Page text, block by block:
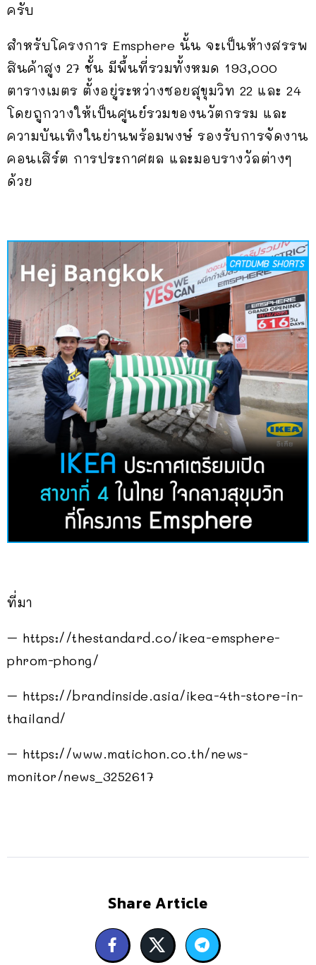
ครับ
สำหรับโครงการ Emsphere นั้น จะเป็นห้างสรรพ
สินค้าสูง 27 ชั้น มีพื้นที่รวมทั้งหมด 193,000
ตารางเมตร ตั้งอยู่ระหว่างซอยสุขุมวิท 22 และ 24
โดยถูกวางให้เป็นศูนย์รวมของนวัตกรรม และ
ความบันเทิงในย่านพร้อมพงษ์ รองรับการจัดงาน
คอนเสิร์ต การประกาศผล และมอบรางวัลต่างๆ
ด้วย
ที่มา
– https://thestandard.co/ikea-emsphere-
phrom-phong/
– https://brandinside.asia/ikea-4th-store-in-
thailand/
– https://www.matichon.co.th/news-
monitor/news_3252617
Share Article